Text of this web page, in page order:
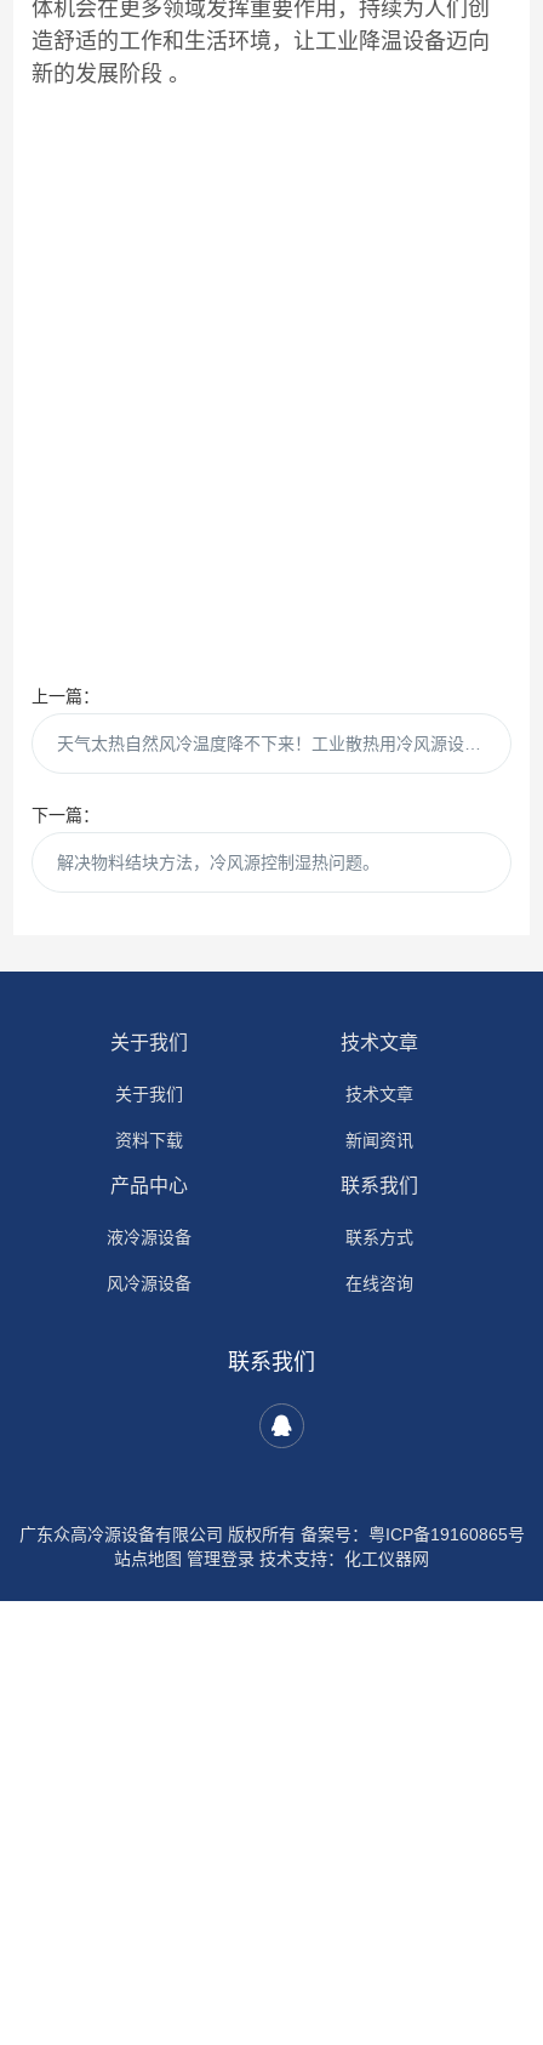
体机会在更多领域发挥重要作用，持续为人们创
造舒适的工作和生活环境，让工业降温设备迈向
新的发展阶段 。
上一篇：
下一篇：
解决物料结块方法，冷风源控制湿热问题。
关于我们
关于我们
资料下载
技术文章
技术文章
新闻资讯
产品中心
液冷源设备
风冷源设备
联系我们
联系方式
在线咨询
联系我们
广东众高冷源设备有限公司 版权所有 备案号： 粤ICP备19160865号
站点地图 管理登录 技术支持： 化工仪器网